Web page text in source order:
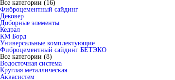
Все категории (16)
Фиброцементный сайдинг
Дековер
Доборные элементы
Кедрал
КМ Борд
Универсальные комплектующие
Фиброцементный сайдинг БЕТЭКО
Все категории (8)
Водосточная система
Круглая металлическая
Аквасистем